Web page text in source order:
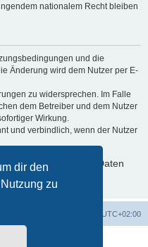
dir den
zu
nationalem Recht bleiben
und die
Änderung wird dem Nutzer per E-
zu widersprechen. Im Falle
dem Betreiber und dem Nutzer
Wirkung.
und verbindlich, wenn der Nutzer
deinen persönlichen Daten
UTC+02:00
© phpBB Limited